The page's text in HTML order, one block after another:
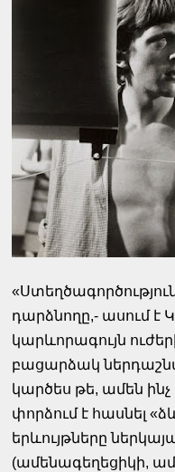
դարձնողը,- ասում է
կարևորագույն
բացարձակ
կարծես թե, ամեն
փորձում է հասնել
երևույթները
(ամենագեղեցիկի,